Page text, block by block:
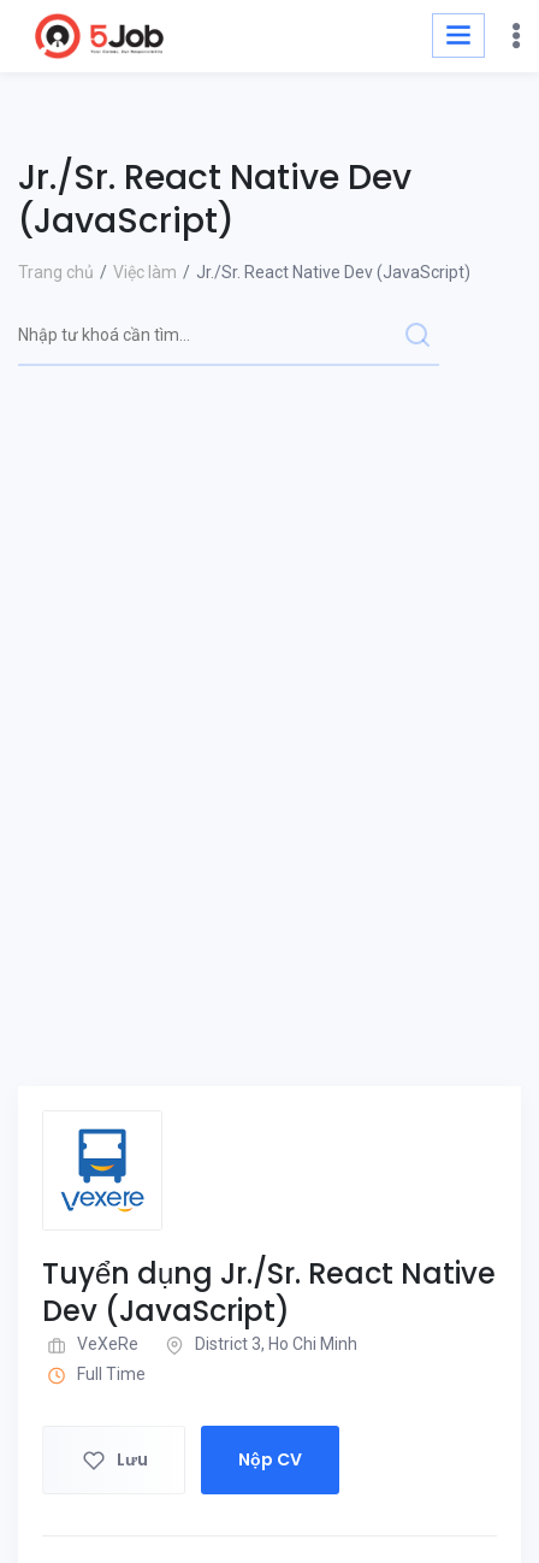
Jr./Sr. React Native Dev
(JavaScript)
Trang chủ Việc làm Jr./Sr. React Native Dev (JavaScript)
Tuyển dụng Jr./Sr. React Native
Dev (JavaScript)
VeXeRe
District 3, Ho Chi Minh
Full Time
Lưu Nộp CV